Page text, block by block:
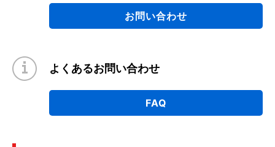
お問い合わせ
よくあるお問い合わせ
FAQ